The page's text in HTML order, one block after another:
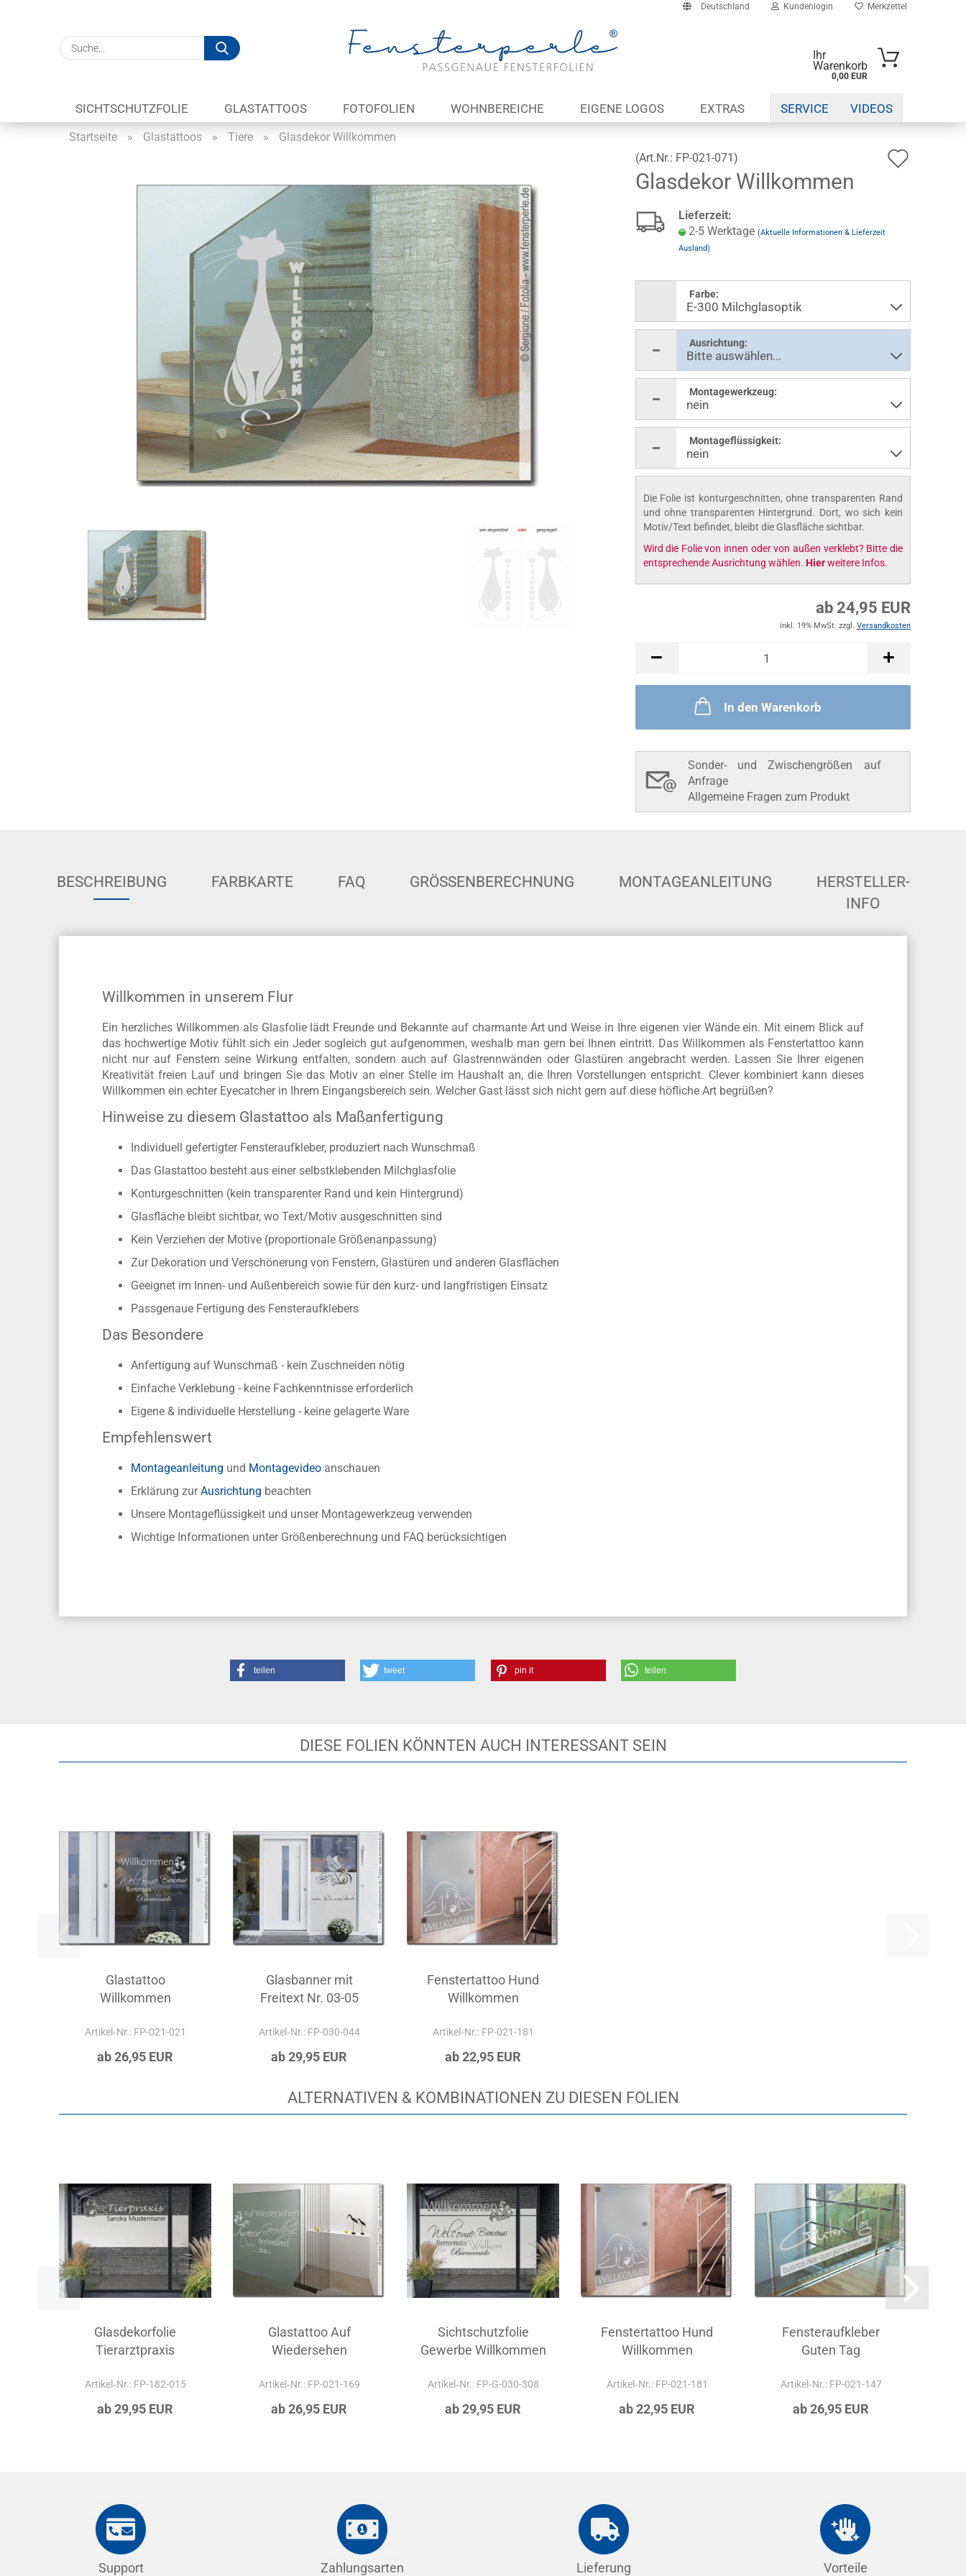
Deutschland
Lieferland
Kundenlogin
Passwort
Passwort vergessen?
Merkzettel
Suche...
Ihr
Warenkorb
0,00 EUR
SICHTSCHUTZFOLIE GLASTATTOOS FOTOFOLIEN WOHNBEREICHE EIGENE LOGOS EXTRAS SERVICE VIDEOS
Startseite » Glastattoos » Tiere »
Glasdekor Willkommen
(Art.Nr.: FP-021-071)
Glasdekor Willkommen
Lieferzeit:
2-5 Werktage (Aktuelle Informationen & Lieferzeit
Ausland)
Farbe:
Ausrichtung:
Montagewerkzeug:
Montageflüssigkeit:
Die Folie ist konturgeschnitten, ohne transparenten Rand
und ohne transparenten Hintergrund. Dort, wo sich kein
Motiv/Text befindet, bleibt die Glasfläche sichtbar.
Wird die Folie von innen oder von außen verklebt? Bitte die
entsprechende Ausrichtung wählen. Hier weitere Infos.
ab 24,95 EUR
inkl. 19% MwSt. zzgl. Versandkosten
In den Warenkorb
Sonder- und Zwischengrößen auf
Anfrage
Allgemeine Fragen zum Produkt
BESCHREIBUNG FARBKARTE FAQ GRÖSSENBERECHNUNG MONTAGEANLEITUNG
HERSTELLER-
INFO
Willkommen in unserem Flur
Ein herzliches Willkommen als Glasfolie lädt Freunde und Bekannte auf charmante Art und Weise in Ihre eigenen vier Wände ein. Mit einem Blick auf
das hochwertige Motiv fühlt sich ein Jeder sogleich gut aufgenommen, weshalb man gern bei Ihnen eintritt. Das Willkommen als Fenstertattoo kann
nicht nur auf Fenstern seine Wirkung entfalten, sondern auch auf Glastrennwänden oder Glastüren angebracht werden. Lassen Sie Ihrer eigenen
Kreativität freien Lauf und bringen Sie das Motiv an einer Stelle im Haushalt an, die Ihren Vorstellungen entspricht. Clever kombiniert kann dieses
Willkommen ein echter Eyecatcher in Ihrem Eingangsbereich sein. Welcher Gast lässt sich nicht gern auf diese höfliche Art begrüßen?
Hinweise zu diesem Glastattoo als Maßanfertigung
Individuell gefertigter Fensteraufkleber, produziert nach Wunschmaß
Das Glastattoo besteht aus einer selbstklebenden Milchglasfolie
Konturgeschnitten (kein transparenter Rand und kein Hintergrund)
Glasfläche bleibt sichtbar, wo Text/Motiv ausgeschnitten sind
Kein Verziehen der Motive (proportionale Größenanpassung)
Zur Dekoration und Verschönerung von Fenstern, Glastüren und anderen Glasflächen
Geeignet im Innen- und Außenbereich sowie für den kurz- und langfristigen Einsatz
Passgenaue Fertigung des Fensteraufklebers
Das Besondere
Anfertigung auf Wunschmaß - kein Zuschneiden nötig
Einfache Verklebung - keine Fachkenntnisse erforderlich
Eigene & individuelle Herstellung - keine gelagerte Ware
Empfehlenswert
Montageanleitung und Montagevideo anschauen
Erklärung zurAusrichtung beachten
Unsere Montageflüssigkeit und unser Montagewerkzeug verwenden
Wichtige Informationen unter Größenberechnung und FAQ berücksichtigen
teilen tweet pin it teilen
DIESE FOLIEN KÖNNTEN AUCH INTERESSANT SEIN
Glastattoo
Willkommen
Artikel‑Nr.: FP-021-021
ab 26,95 EUR
Glasbanner mit
Freitext Nr. 03-05
Artikel‑Nr.: FP-030-044
ab 29,95 EUR
Fenstertattoo Hund
Willkommen
Artikel‑Nr.: FP-021-181
ab 22,95 EUR
ALTERNATIVEN & KOMBINATIONEN ZU DIESEN FOLIEN
Glasdekorfolie
Tierarztpraxis
Artikel‑Nr.: FP-182-015
ab 29,95 EUR
Glastattoo Auf
Wiedersehen
Artikel‑Nr.: FP-021-169
ab 26,95 EUR
Sichtschutzfolie
Gewerbe Willkommen
Artikel‑Nr.: FP-G-030-308
ab 29,95 EUR
Fenstertattoo Hund
Willkommen
Artikel‑Nr.: FP-021-181
ab 22,95 EUR
Fensteraufkleber
Guten Tag
Artikel‑Nr.: FP-021-147
ab 26,95 EUR
Support Zahlungsarten Lieferung Vorteile